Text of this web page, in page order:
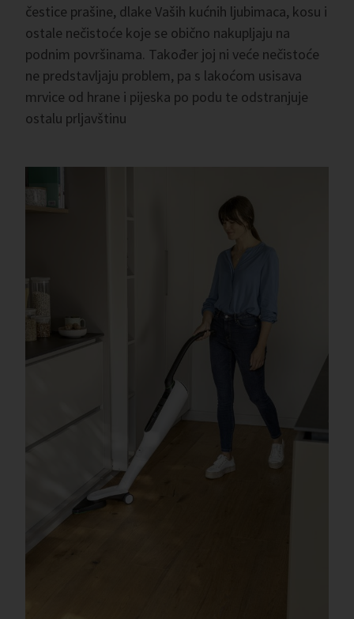
čestice prašine, dlake Vaših kućnih ljubimaca, kosu i
ostale nečistoće koje se obično nakupljaju na
podnim površinama. Također joj ni veće nečistoće
ne predstavljaju problem, pa s lakoćom usisava
mrvice od hrane i pijeska po podu te odstranjuje
ostalu prljavštinu